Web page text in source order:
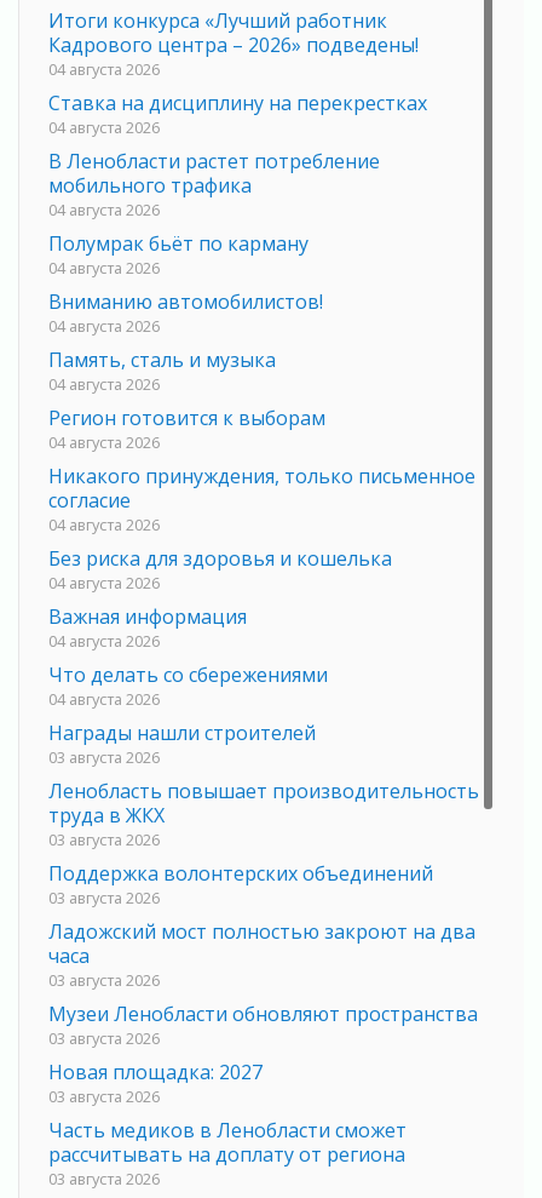
Итоги конкурса «Лучший работник
Кадрового центра – 2026» подведены!
04 августа 2026
Ставка на дисциплину на перекрестках
04 августа 2026
В Ленобласти растет потребление
мобильного трафика
04 августа 2026
Полумрак бьёт по карману
04 августа 2026
Вниманию автомобилистов!
04 августа 2026
Память, сталь и музыка
04 августа 2026
Регион готовится к выборам
04 августа 2026
Никакого принуждения, только письменное
согласие
04 августа 2026
Без риска для здоровья и кошелька
04 августа 2026
Важная информация
04 августа 2026
Что делать со сбережениями
04 августа 2026
Награды нашли строителей
03 августа 2026
Ленобласть повышает производительность
труда в ЖКХ
03 августа 2026
Поддержка волонтерских объединений
03 августа 2026
Ладожский мост полностью закроют на два
часа
03 августа 2026
Музеи Ленобласти обновляют пространства
03 августа 2026
Новая площадка: 2027
03 августа 2026
Часть медиков в Ленобласти сможет
рассчитывать на доплату от региона
03 августа 2026